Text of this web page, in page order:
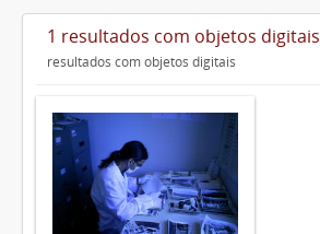
1 resultados com objetos digitais
resultados com objetos digitais